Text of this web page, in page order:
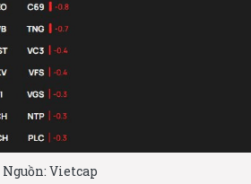
Nguồn: Vietcap